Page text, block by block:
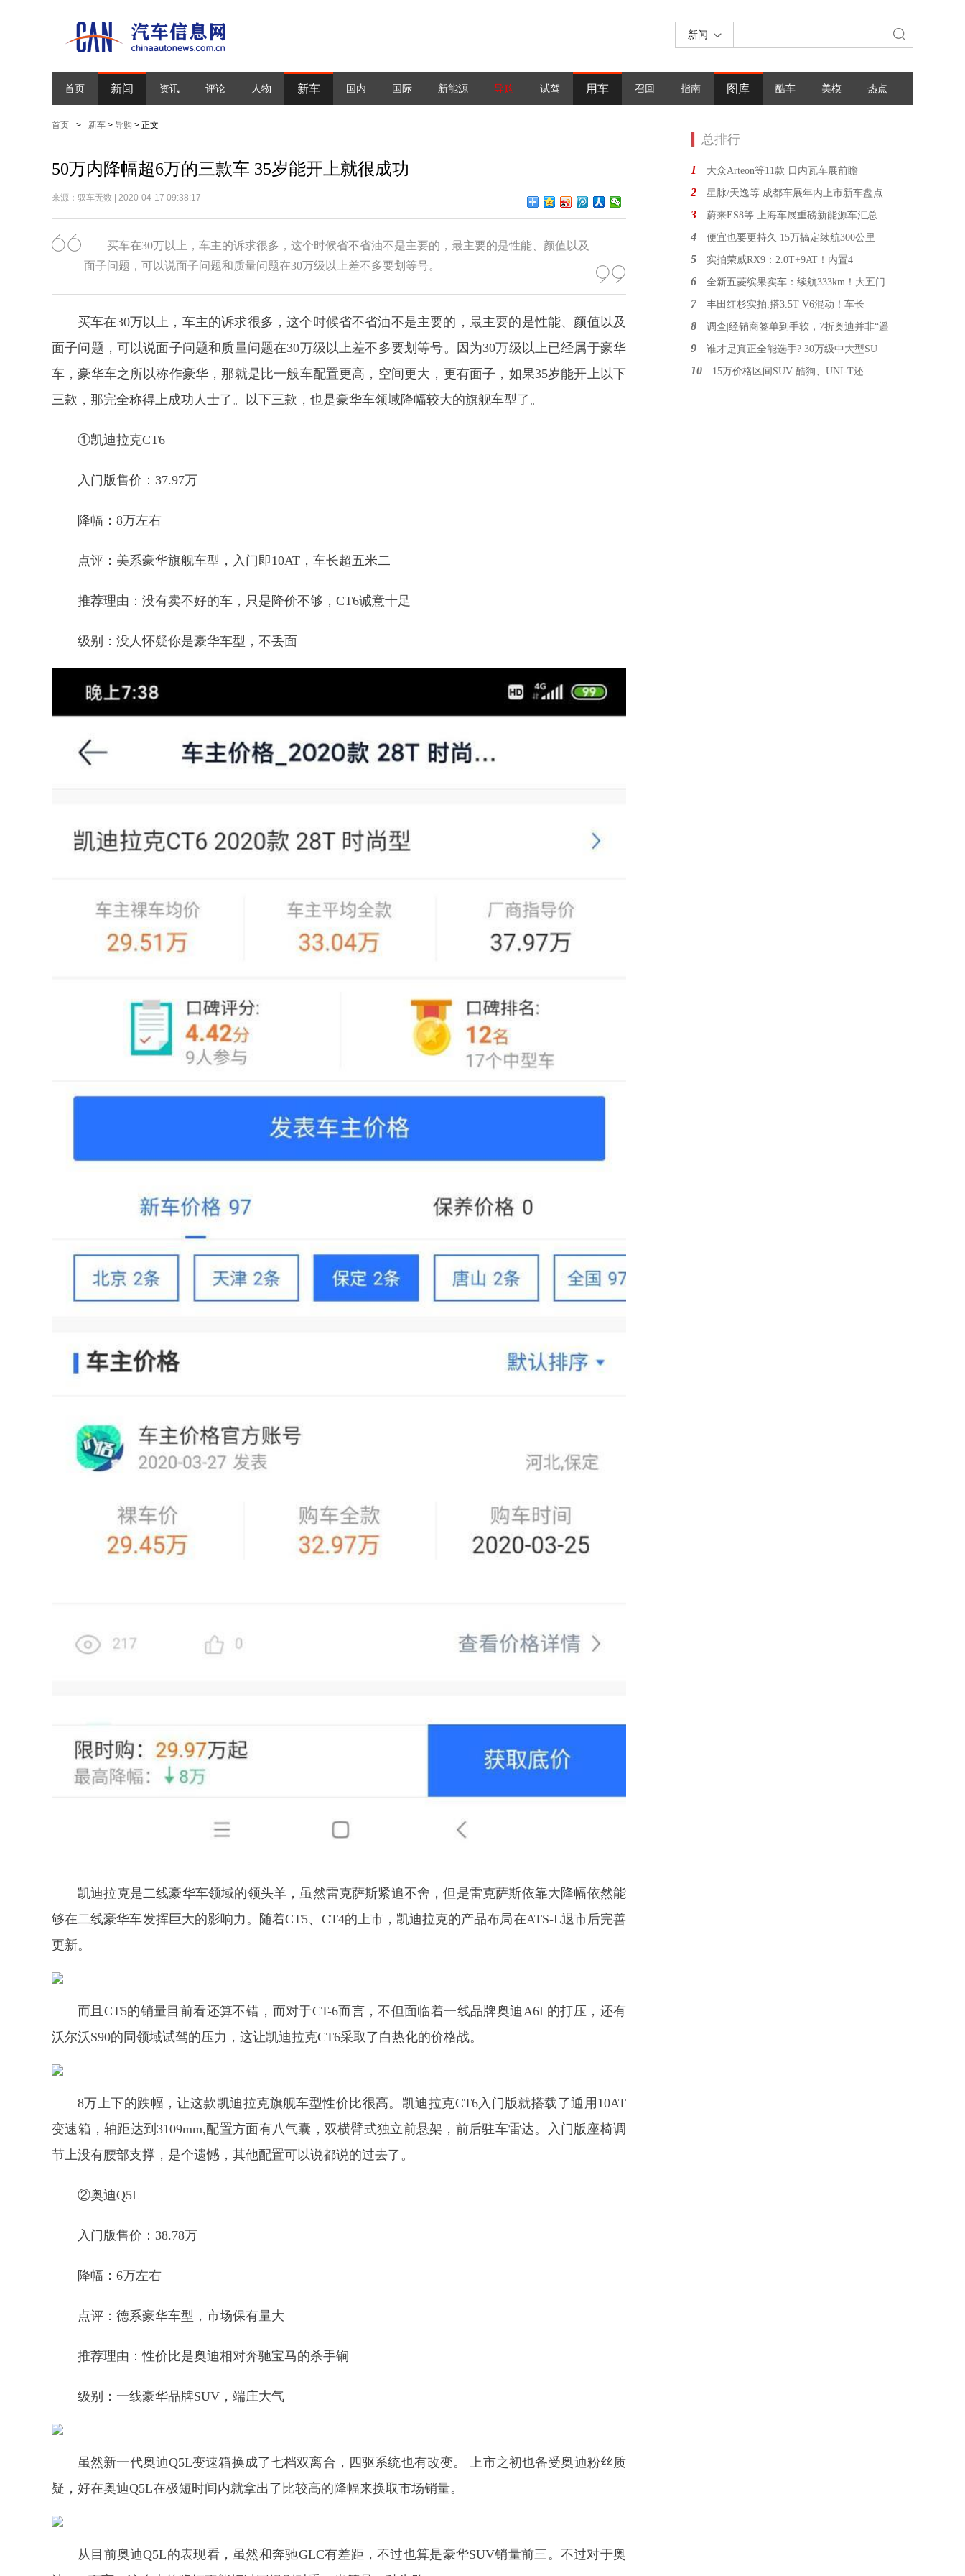
新闻
首页 新闻 资讯 评论 人物 新车 国内 国际 新能源 导购 试驾 用车 召回 指南 图库 酷车 美模 热点
首页 > 新车 > 导购 > 正文
50万内降幅超6万的三款车 35岁能开上就很成功
来源：驭车无数 | 2020-04-17 09:38:17
买车在30万以上，车主的诉求很多，这个时候省不省油不是主要的，最主要的是性能、颜值以及
面子问题，可以说面子问题和质量问题在30万级以上差不多要划等号。
买车在30万以上，车主的诉求很多，这个时候省不省油不是主要的，最主要的是性能、颜值以及
面子问题，可以说面子问题和质量问题在30万级以上差不多要划等号。因为30万级以上已经属于豪华
车，豪华车之所以称作豪华，那就是比一般车配置更高，空间更大，更有面子，如果35岁能开上以下
三款，那完全称得上成功人士了。以下三款，也是豪华车领域降幅较大的旗舰车型了。
①凯迪拉克CT6
入门版售价：37.97万
降幅：8万左右
点评：美系豪华旗舰车型，入门即10AT，车长超五米二
推荐理由：没有卖不好的车，只是降价不够，CT6诚意十足
级别：没人怀疑你是豪华车型，不丢面
凯迪拉克是二线豪华车领域的领头羊，虽然雷克萨斯紧追不舍，但是雷克萨斯依靠大降幅依然能
够在二线豪华车发挥巨大的影响力。随着CT5、CT4的上市，凯迪拉克的产品布局在ATS-L退市后完善
更新。
而且CT5的销量目前看还算不错，而对于CT-6而言，不但面临着一线品牌奥迪A6L的打压，还有
沃尔沃S90的同领域试驾的压力，这让凯迪拉克CT6采取了白热化的价格战。
8万上下的跌幅，让这款凯迪拉克旗舰车型性价比很高。凯迪拉克CT6入门版就搭载了通用10AT
变速箱，轴距达到3109mm,配置方面有八气囊，双横臂式独立前悬架，前后驻车雷达。入门版座椅调
节上没有腰部支撑，是个遗憾，其他配置可以说都说的过去了。
②奥迪Q5L
入门版售价：38.78万
降幅：6万左右
点评：德系豪华车型，市场保有量大
推荐理由：性价比是奥迪相对奔驰宝马的杀手锏
级别：一线豪华品牌SUV，端庄大气
虽然新一代奥迪Q5L变速箱换成了七档双离合，四驱系统也有改变。 上市之初也备受奥迪粉丝质
疑，好在奥迪Q5L在极短时间内就拿出了比较高的降幅来换取市场销量。
从目前奥迪Q5L的表现看，虽然和奔驰GLC有差距，不过也算是豪华SUV销量前三。不过对于奥
总排行
1 大众Arteon等11款 日内瓦车展前瞻
2 星脉/天逸等 成都车展年内上市新车盘点
3 蔚来ES8等 上海车展重磅新能源车汇总
4 便宜也要更持久 15万搞定续航300公里
5 实拍荣威RX9：2.0T+9AT！内置4
6 全新五菱缤果实车：续航333km！大五门
7 丰田红杉实拍:搭3.5T V6混动！车长
8 调查|经销商签单到手软，7折奥迪并非“遥
9 谁才是真正全能选手? 30万级中大型SU
10 15万价格区间SUV 酷狗、UNI-T还